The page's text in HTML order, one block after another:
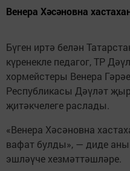
Венера Хәсәновна
Бүген иртә белән
күренекле педагог, ТР
хормейстеры Венера
Республикасы Дәүләт
җитәкчелеге раслады.
«Венера Хәсәновна
вафат булды», — диде
эшләүче хезмәттәшләре.